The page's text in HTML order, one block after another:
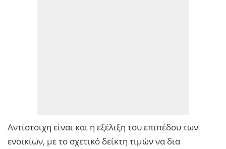
Αντίστοιχη είναι και η εξέλιξη του επιπέδου των
ενοικίων, με το σχετικό δείκτη τιμών να δια